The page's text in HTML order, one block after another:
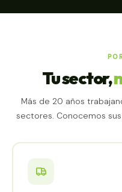
Tu sector,
Más de 20 años
sectores. Conocemos